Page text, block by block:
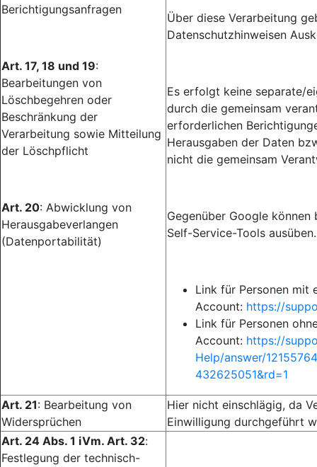
Berichtigungsanfragen
Art. 17, 18 und 19:
Bearbeitungen von
Löschbegehren oder
Beschränkung der
Verarbeitung sowie Mitteilung
der Löschpflicht
Art. 20: Abwicklung von
Herausgabeverlangen
(Datenportabilität)
Über diese Verarbeitung
Datenschutzhinweisen
Es erfolgt keine separate/
durch die gemeinsam
erforderlichen
Herausgaben der Daten
nicht die gemeinsam
Gegenüber Google
Self-Service-Tools ausüben.
Link für Personen mit
Account: https://
Link für Personen
Account: https://
Help/answer/
432625051&rd=1
Art. 21: Bearbeitung von
Widersprüchen
Hier nicht einschlägig, da
Einwilligung durchgeführt
Art. 24 Abs. 1 iVm. Art. 32:
Festlegung der technisch-